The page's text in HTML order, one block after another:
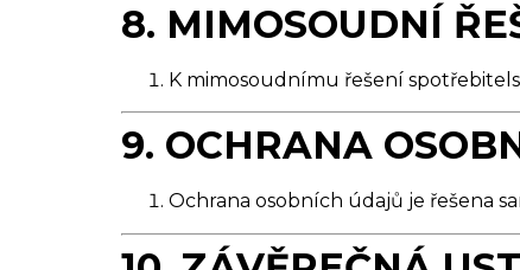
8. MIMOSOUDNÍ
K mimosoudnímu řešení
9. OCHRANA
Ochrana osobních údajů je řešena